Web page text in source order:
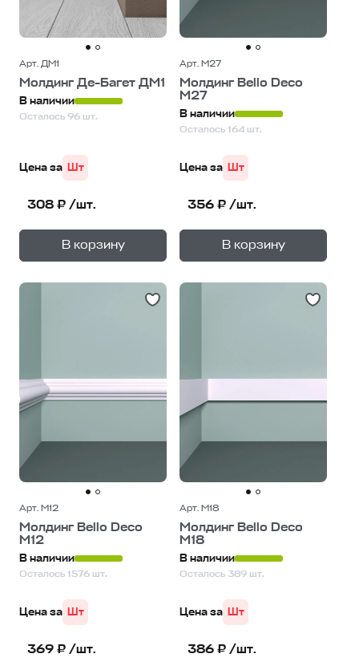
Арт. ДМ1
Молдинг Де-Багет ДМ1
В наличии
Осталось 96 шт.
Цена за Шт
308 ₽ /шт.
В корзину
— 1уп.
Арт. М27
Молдинг Bello Deco
М27
В наличии
Осталось 164 шт.
Цена за Шт
356 ₽ /шт.
В корзину
— 1уп.
Арт. М12
Молдинг Bello Deco
М12
В наличии
Осталось 1576 шт.
Цена за Шт
369 ₽ /шт.
Арт. М18
Молдинг Bello Deco
М18
В наличии
Осталось 389 шт.
Цена за Шт
386 ₽ /шт.